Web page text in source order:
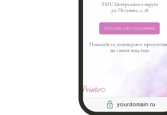
yourdomain.ru